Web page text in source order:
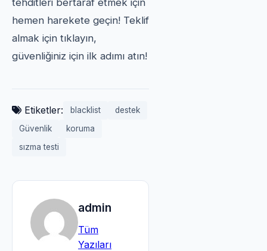
tehditleri bertaraf etmek için
hemen harekete geçin! Teklif
almak için tıklayın,
güvenliğiniz için ilk adımı atın!
Etiketler: blacklist
destek
Güvenlik
koruma
sızma testi
admin
Tüm
Yazıları